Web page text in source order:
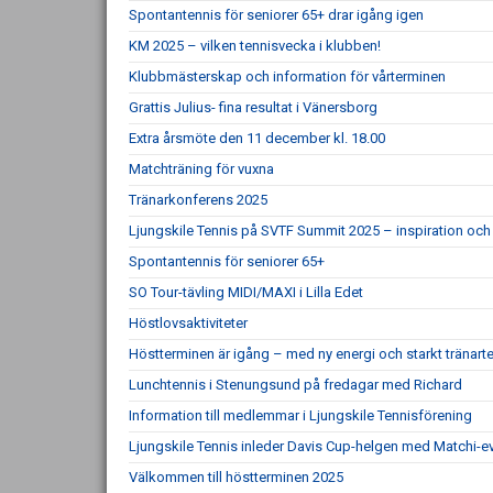
Spontantennis för seniorer 65+ drar igång igen
KM 2025 – vilken tennisvecka i klubben!
Klubbmästerskap och information för vårterminen
Grattis Julius- fina resultat i Vänersborg
Extra årsmöte den 11 december kl. 18.00
Matchträning för vuxna
Tränarkonferens 2025
Ljungskile Tennis på SVTF Summit 2025 – inspiration
Spontantennis för seniorer 65+
SO Tour-tävling MIDI/MAXI i Lilla Edet
Höstlovsaktiviteter
Höstterminen är igång – med ny energi och starkt
Lunchtennis i Stenungsund på fredagar med Richard
Information till medlemmar i Ljungskile Tennisförening
Ljungskile Tennis inleder Davis Cup-helgen med Matchi-
Välkommen till höstterminen 2025